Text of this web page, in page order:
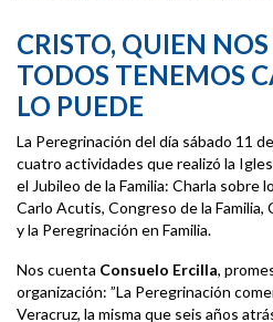
CRISTO, QUIEN
TODOS TENEMOS
LO PUEDE
La Peregrinación del día sábado 11
cuatro actividades que realizó la
el Jubileo de la Familia: Charla sobre
Carlo Acutis, Congreso de la Familia,
y la Peregrinación en Familia.
Nos cuenta Consuelo Ercilla,
organización: ”La Peregrinación
Veracruz, la misma que seis años